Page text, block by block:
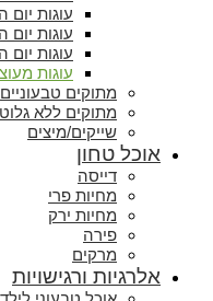
עוגות יום
עוגות יום
עוגות
עוגות
מתוקים טבעוניים
מתוקים ללא
שייקים/מיצים
אוכל טחון
דייסה
מחיות פרי
מחיות ירק
פירה
מרקים
אלרגיות ורגישויות